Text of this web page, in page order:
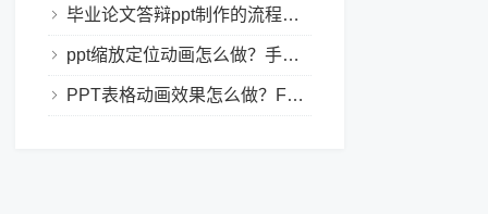
毕业论文答辩ppt制作的流程是怎样的？新手零门槛指南
ppt缩放定位动画怎么做？手把手教程，小白也能学会做动态PPT
PPT表格动画效果怎么做？Focusky让你的演示更独特！